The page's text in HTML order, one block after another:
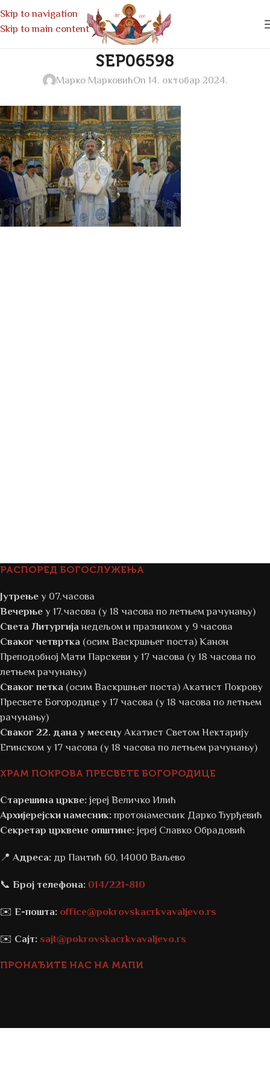
Skip to navigation
Skip to main content
SEP06598
Марко МарковићOn 14. октобар 2024.
РАСПОРЕД БОГОСЛУЖЕЊА
Јутрење у 07.часова
Вечерње у 17.часова (у 18 часова по летњем рачунању)
Света Литургија недељом и празником у 9 часова
Сваког четвртка (осим Васкршњег поста) Канон
Преподобној Мати Парскеви у 17 часова (у 18 часова по
летњем рачунању)
Сваког петка (осим Васкршњег поста) Акатист Покрову
Пресвете Богородице у 17 часова (у 18 часова по летњем
рачунању)
Сваког 22. дана у месецу Акатист Светом Нектарију
Егинском у 17 часова (у 18 часова по летњем рачунању)
ХРАМ ПОКРОВА ПРЕСВЕТЕ БОГОРОДИЦЕ
Старешина цркве:јереј Величко Илић
Архијерејски намесник:протонамесник Дарко Ђурђевић
Секретар црквене општине:јереј Славко Обрадовић
📍 Адреса: др Пантић 60, 14000 Ваљево
📞 Број телефона: 014/221-810
✉️ Е-пошта: office@pokrovskacrkvavaljevo.rs
✉️ Сајт: sajt@pokrovskacrkvavaljevo.rs
ПРОНАЂИТЕ НАС НА МАПИ